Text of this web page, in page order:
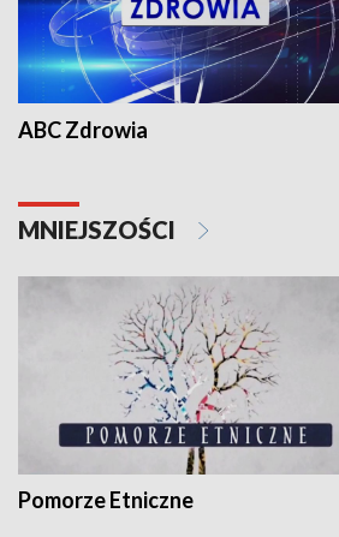
ABC Zdrowia
MNIEJSZOŚCI
Pomorze Etniczne